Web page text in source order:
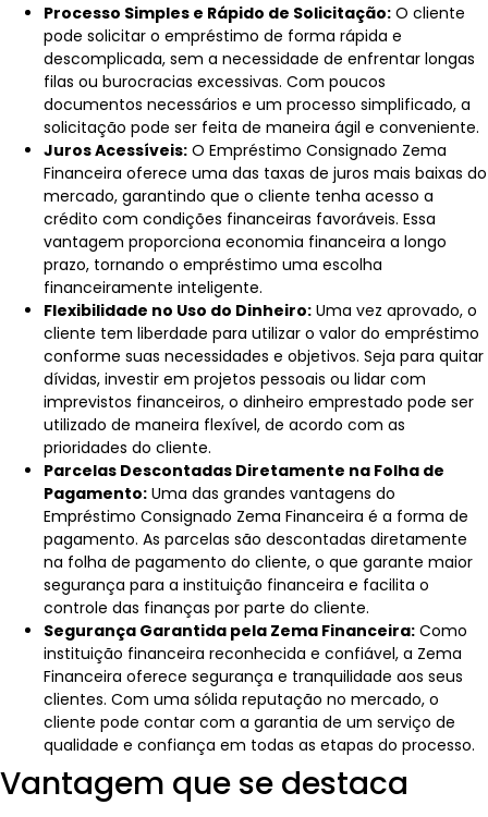
Processo Simples e Rápido de Solicitação: O cliente
pode solicitar o empréstimo de forma rápida e
descomplicada, sem a necessidade de enfrentar longas
filas ou burocracias excessivas. Com poucos
documentos necessários e um processo simplificado, a
solicitação pode ser feita de maneira ágil e conveniente.
Juros Acessíveis: O Empréstimo Consignado Zema
Financeira oferece uma das taxas de juros mais baixas do
mercado, garantindo que o cliente tenha acesso a
crédito com condições financeiras favoráveis. Essa
vantagem proporciona economia financeira a longo
prazo, tornando o empréstimo uma escolha
financeiramente inteligente.
Flexibilidade no Uso do Dinheiro: Uma vez aprovado, o
cliente tem liberdade para utilizar o valor do empréstimo
conforme suas necessidades e objetivos. Seja para quitar
dívidas, investir em projetos pessoais ou lidar com
imprevistos financeiros, o dinheiro emprestado pode ser
utilizado de maneira flexível, de acordo com as
prioridades do cliente.
Parcelas Descontadas Diretamente na Folha de
Pagamento: Uma das grandes vantagens do
Empréstimo Consignado Zema Financeira é a forma de
pagamento. As parcelas são descontadas diretamente
na folha de pagamento do cliente, o que garante maior
segurança para a instituição financeira e facilita o
controle das finanças por parte do cliente.
Segurança Garantida pela Zema Financeira: Como
instituição financeira reconhecida e confiável, a Zema
Financeira oferece segurança e tranquilidade aos seus
clientes. Com uma sólida reputação no mercado, o
cliente pode contar com a garantia de um serviço de
qualidade e confiança em todas as etapas do processo.
Vantagem que se destaca